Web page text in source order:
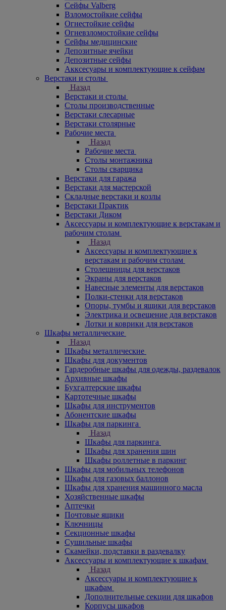
Сейфы Valberg
Взломостойкие сейфы
Огнестойкие сейфы
Огневзломостойкие сейфы
Сейфы медицинские
Депозитные ячейки
Депозитные сейфы
Акксесуары и комплектующие к сейфам
Верстаки и столы
Назад
Верстаки и столы
Столы производственные
Верстаки слесарные
Верстаки столярные
Рабочие места
Назад
Рабочие места
Столы монтажника
Столы сварщика
Верстаки для гаража
Верстаки для мастерской
Складные верстаки и козлы
Верстаки Практик
Верстаки Диком
Аксессуары и комплектующие к верстакам и
рабочим столам
Назад
Аксессуары и комплектующие к
верстакам и рабочим столам
Столешницы для верстаков
Экраны для верстаков
Навесные элементы для верстаков
Полки-стенки для верстаков
Опоры, тумбы и ящики для верстаков
Электрика и освещение для верстаков
Лотки и коврики для верстаков
Шкафы металлические
Назад
Шкафы металлические
Шкафы для документов
Гардеробные шкафы для одежды, раздевалок
Архивные шкафы
Бухгалтерские шкафы
Картотечные шкафы
Шкафы для инструментов
Абонентские шкафы
Шкафы для паркинга
Назад
Шкафы для паркинга
Шкафы для хранения шин
Шкафы роллетные в паркинг
Шкафы для мобильных телефонов
Шкафы для газовых баллонов
Шкафы для хранения машинного масла
Хозяйственные шкафы
Аптечки
Почтовые ящики
Ключницы
Секционные шкафы
Сушильные шкафы
Скамейки, подставки в раздевалку
Аксессуары и комплектующие к шкафам
Назад
Аксессуары и комплектующие к
шкафам
Дополнительные секции для шкафов
Корпусы шкафов